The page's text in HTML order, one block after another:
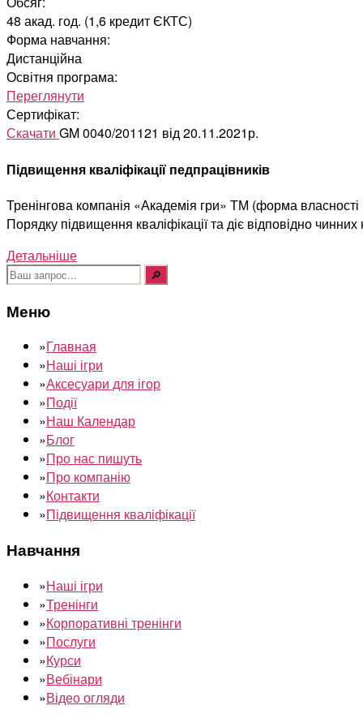
48 акад. год. (1,6 кредит ЄКТС)
Форма навчання:
Дистанційна
Освітня програма:
Переглянути
Сертифікат:
Скачати GM 0040/201121 від 20.11.2021р.
Підвищення кваліфікації педпрацівників
Тренінгова компанія «Академія гри» ТМ (форма
Порядку підвищення кваліфікації та діє відповідно
Детальніше
Шукати:
Меню
»Главная
»Наші ігри
»Аксесуари для ігор
»Події
»Наш Календар
»Блог
»Про нас пишуть
»Про компанію
»Контакти
»Підвищення кваліфікації
Навчання
»Наші ігри
»Тренінги
»Корпоративні тренінги
»Послуги
»Курси
»Вебінари
»Відео огляди